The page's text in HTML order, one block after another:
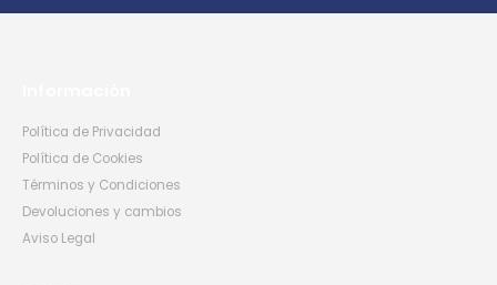
Política de Privacidad
Política de Cookies
Términos y Condiciones
Devoluciones y cambios
Aviso Legal